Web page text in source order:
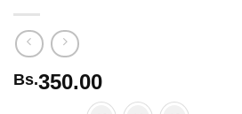
Bs.350.00